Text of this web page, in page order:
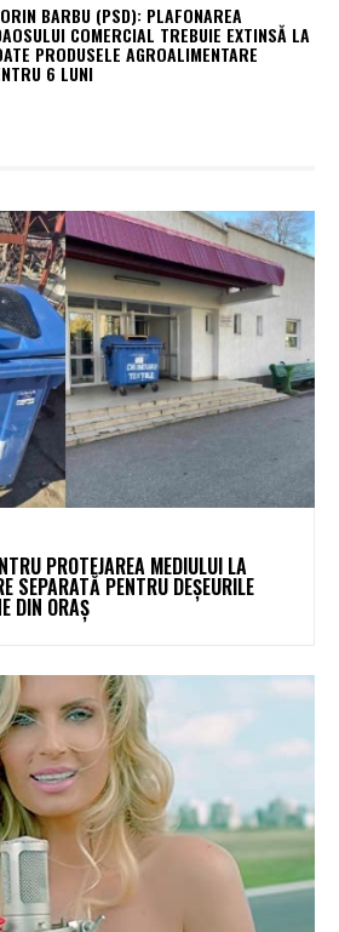
BARBU (PSD): PLAFONAREA
COMERCIAL TREBUIE EXTINSĂ LA
PRODUSELE AGROALIMENTARE
6 LUNI
PROTEJAREA MEDIULUI LA
SEPARATĂ PENTRU DEȘEURILE
DIN ORAȘ